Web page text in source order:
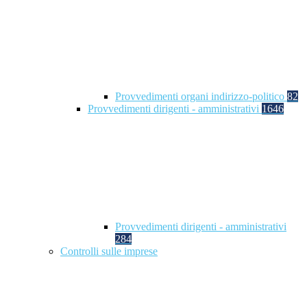
Provvedimenti organi indirizzo-politico 82
Provvedimenti dirigenti - amministrativi 1646
Provvedimenti dirigenti - amministrativi
284
Controlli sulle imprese